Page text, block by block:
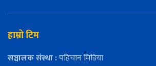
हाम्रो टिम
सञ्चालक संस्था :पहिचान मिडिया